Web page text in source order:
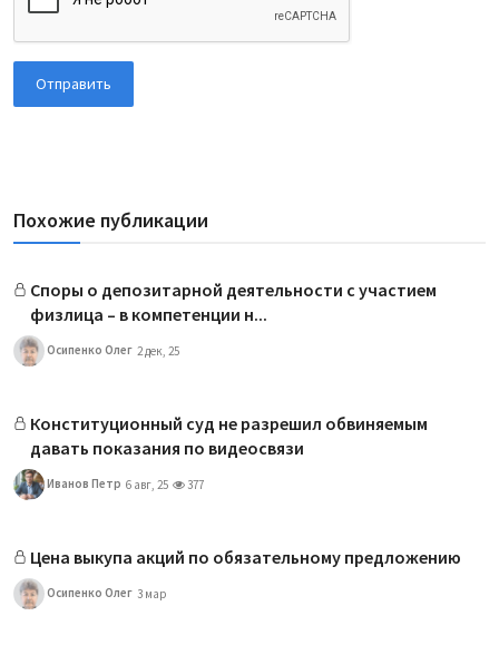
Отправить
Похожие публикации
Споры о депозитарной деятельности с участием
физлица – в компетенции н...
Осипенко Олег 2 дек, 25
Конституционный суд не разрешил обвиняемым
давать показания по видеосвязи
Иванов Петр 6 авг, 25 377
Цена выкупа акций по обязательному предложению
Осипенко Олег 3 мар